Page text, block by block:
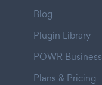
Blog
Plugin Library
POWR Business
Plans & Pricing